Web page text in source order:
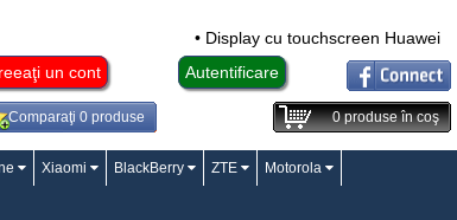
• Display cu touchscreen Huawei
un cont
Autentificare
Comparaţi 0 produse 0produse în coş
Xiaomi BlackBerry ZTE Motorola